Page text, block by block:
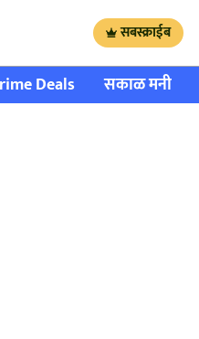
सबस्क्राईब
Deals सकाळ मनी